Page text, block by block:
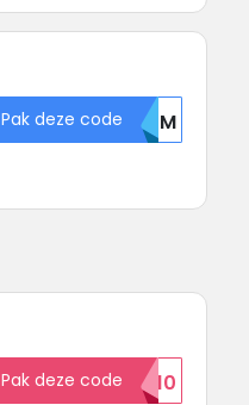
Pak deze code QULM
Pak deze codeEXTRA10